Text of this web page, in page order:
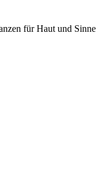
für Haut und Sinne